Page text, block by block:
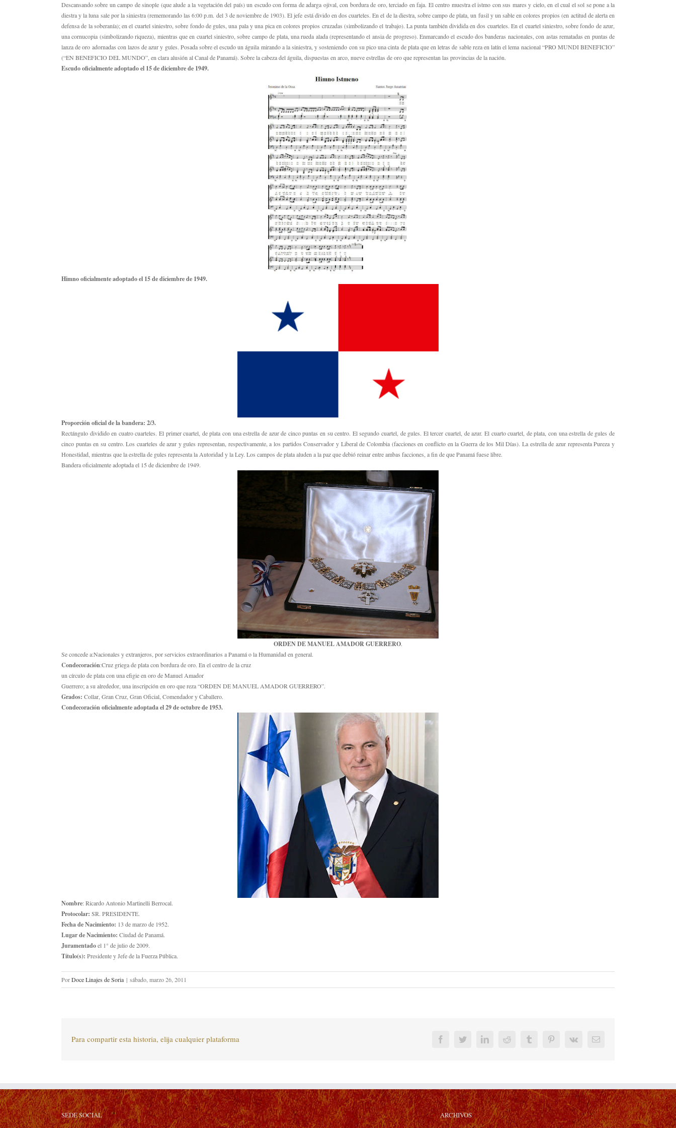
Descansando sobre un campo de sinople (que alude a la vegetación del país) un escudo con forma de adarga ojival, con bordura de oro, terciado en faja. El centro muestra el istmo con sus mares y cielo, en el cual el sol se pone a la
diestra y la luna sale por la siniestra (rememorando las 6:00 p.m. del 3 de noviembre de 1903). El jefe está divido en dos cuarteles. En el de la diestra, sobre campo de plata, un fusil y un sable en colores propios (en actitud de alerta en
defensa de la soberanía); en el cuartel siniestro, sobre fondo de gules, una pala y una pica en colores propios cruzadas (simbolizando el trabajo). La punta también dividida en dos cuarteles. En el cuartel siniestro, sobre fondo de azur,
una cornucopia (simbolizando riqueza), mientras que en cuartel siniestro, sobre campo de plata, una rueda alada (representando el ansia de progreso). Enmarcando el escudo dos banderas nacionales, con astas rematadas en puntas de
lanza de oro adornadas con lazos de azur y gules. Posada sobre el escudo un águila mirando a la siniestra, y sosteniendo con su pico una cinta de plata que en letras de sable reza en latín el lema nacional “PRO MUNDI BENEFICIO”
(“EN BENEFICIO DEL MUNDO”, en clara alusión al Canal de Panamá). Sobre la cabeza del águila, dispuestas en arco, nueve estrellas de oro que representan las provincias de la nación.
Escudo oficialmente adoptado el 15 de diciembre de 1949.
Himno oficialmente adoptado el 15 de diciembre de 1949.
Proporción oficial de la bandera: 2/3.
Rectángulo dividido en cuatro cuarteles. El primer cuartel, de plata con una estrella de azur de cinco puntas en su centro. El segundo cuartel, de gules. El tercer cuartel, de azur. El cuarto cuartel, de plata, con una estrella de gules de
cinco puntas en su centro. Los cuarteles de azur y gules representan, respectivamente, a los partidos Conservador y Liberal de Colombia (facciones en conflicto en la Guerra de los Mil Días). La estrella de azur representa Pureza y
Honestidad, mientras que la estrella de gules representa la Autoridad y la Ley. Los campos de plata aluden a la paz que debió reinar entre ambas facciones, a fin de que Panamá fuese libre.
Bandera oficialmente adoptada el 15 de diciembre de 1949.
ORDEN DE MANUEL AMADOR GUERRERO.
Se concede a:Nacionales y extranjeros, por servicios extraordinarios aPanamá o la Humanidad en general.
Condecoración:Cruz griega de plata con bordura de oro. En el centro de la cruz
un círculo de plata con una efigie en oro de Manuel Amador
Guerrero; a su alrededor, una inscripción en oro que reza “ORDEN DE MANUEL AMADOR GUERRERO”.
Grados: Collar, Gran Cruz, Gran Oficial, Comendador y Caballero.
Condecoración oficialmente adoptada el 29 de octubre de 1953.
Nombre: Ricardo Antonio Martinelli Berrocal.
Protocolar: SR. PRESIDENTE.
Fecha de Nacimiento: 13 de marzo de 1952.
Lugar de Nacimiento: Ciudad de Panamá.
Juramentadoel 1° de julio de 2009.
Título(s): Presidente y Jefe de la Fuerza Pública.
PorDoce Linajes de Soria | sábado, marzo 26, 2011
Para compartir esta historia, elija cualquier plataforma FacebookTwitterLinkedInReddit Tumblr PinterestVk
Correo
SEDE SOCIAL ARCHIVOS